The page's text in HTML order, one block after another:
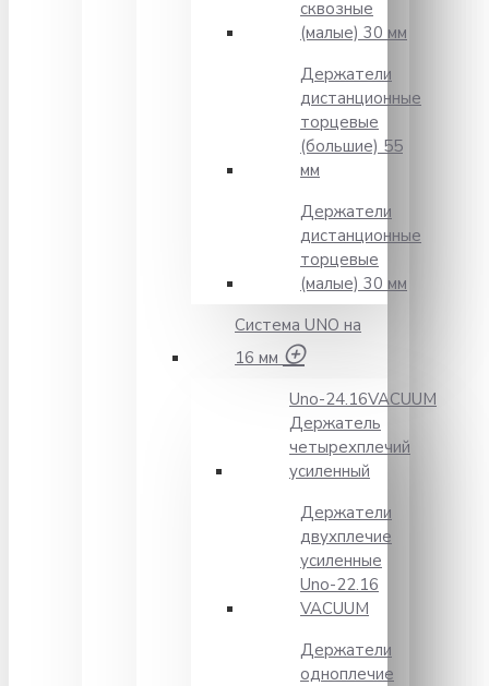
сквозные
(малые) 30 мм
Держатели
дистанционные
торцевые
(большие) 55
мм
Держатели
дистанционные
торцевые
(малые) 30 мм
Система UNO на
16 мм
Unо-24.16VACUUM
Держатель
четырехплечий
усиленный
Держатели
двухплечие
усиленные
Unо-22.16
VACUUM
Держатели
одноплечие